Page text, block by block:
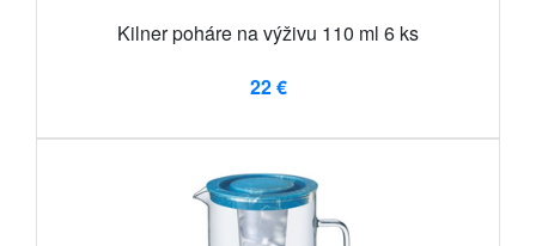
Kilner poháre na výživu 110 ml 6 ks
22 €